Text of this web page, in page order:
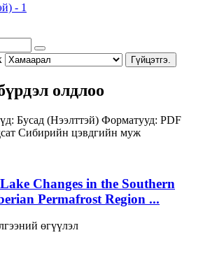
- 1
Гүйцэтгэ.
олдлоо
Бусад (Нээлттэй) Форматууд: PDF
Сибирийн цэвдгийн муж
Changes in the Southern
Permafrost Region ...
өгүүлэл